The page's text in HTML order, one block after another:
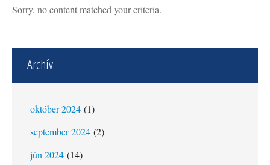
Sorry, no content matched your criteria.
Archív
október 2024 (1)
september 2024 (2)
jún 2024 (14)